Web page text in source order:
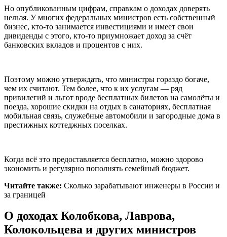
Но опубликованным цифрам, справкам о доходах доверять
нельзя. У многих федеральных министров есть собственный
бизнес, кто-то занимается инвестициями и имеет свои
дивиденды с этого, кто-то приумножает доход за счёт
банковских вкладов и процентов с них.
Поэтому можно утверждать, что министры гораздо богаче,
чем их считают. Тем более, что к их услугам — ряд
привилегий и льгот вроде бесплатных билетов на самолёты и
поезда, хорошие скидки на отдых в санаториях, бесплатная
мобильная связь, служебные автомобили и загородные дома в
престижных коттеджных поселках.
Когда всё это предоставляется бесплатно, можно здорово
экономить и регулярно пополнять семейный бюджет.
Читайте также: Сколько зарабатывают инженеры в России и
за границей
О доходах Колобкова, Лаврова,
Колокольцева и других министров